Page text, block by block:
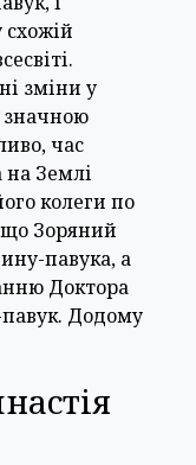
зміни у
значною
час
на Землі
колеги по
що Зоряний
павука, а
Доктора
Додому